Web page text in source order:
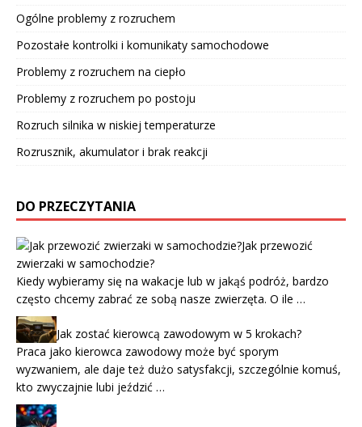
Ogólne problemy z rozruchem
Pozostałe kontrolki i komunikaty samochodowe
Problemy z rozruchem na ciepło
Problemy z rozruchem po postoju
Rozruch silnika w niskiej temperaturze
Rozrusznik, akumulator i brak reakcji
DO PRZECZYTANIA
Jak przewozić
zwierzaki w samochodzie?
Kiedy wybieramy się na wakacje lub w jakąś podróż, bardzo
często chcemy zabrać ze sobą nasze zwierzęta. O ile …
Jak zostać kierowcą zawodowym w 5 krokach?
Praca jako kierowca zawodowy może być sporym
wyzwaniem, ale daje też dużo satysfakcji, szczególnie komuś,
kto zwyczajnie lubi jeździć …